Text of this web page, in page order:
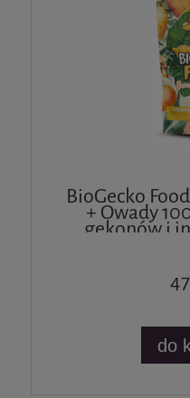
BioGecko
+ Owady
gekonów i
do